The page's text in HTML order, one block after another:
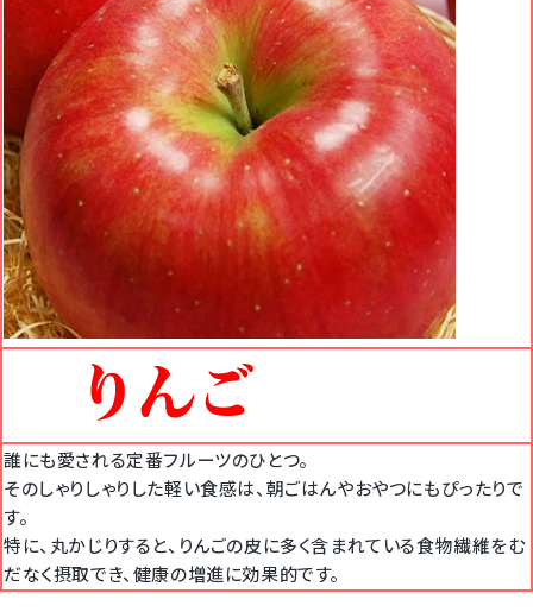
誰にも愛される定番フルーツのひとつ。
そのしゃりしゃりした軽い食感は、朝ごはんやおやつにもぴったりで
す。
特に、丸かじりすると、りんごの皮に多く含まれている食物繊維をむ
だなく摂取でき、健康の増進に効果的です。